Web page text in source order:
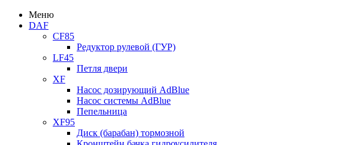
Меню
DAF
CF85
Редуктор рулевой (ГУР)
LF45
Петля двери
XF
Насос дозирующий AdBlue
Насос системы AdBlue
Пепельница
XF95
Диск (барабан) тормозной